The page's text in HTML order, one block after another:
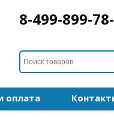
8-499-899-
оплата